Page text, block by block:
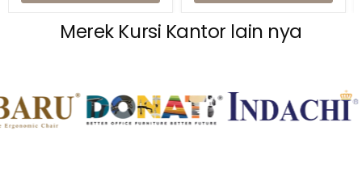
Merek Kursi Kantor lain nya